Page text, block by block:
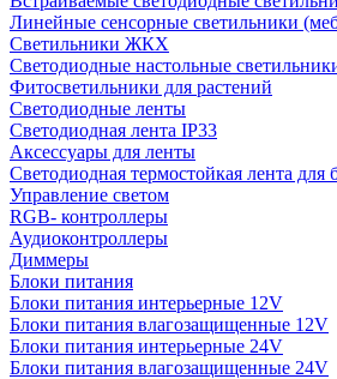
Линейные сенсорные светильники
Светильники ЖКХ
Светодиодные настольные
Фитосветильники для растений
Светодиодные ленты
Светодиодная лента IP33
Аксессуары для ленты
Светодиодная термостойкая лента
Управление светом
RGB- контроллеры
Аудиоконтроллеры
Диммеры
Блоки питания
Блоки питания интерьерные 12V
Блоки питания влагозащищенные 12V
Блоки питания интерьерные 24V
Блоки питания влагозащищенные 24V